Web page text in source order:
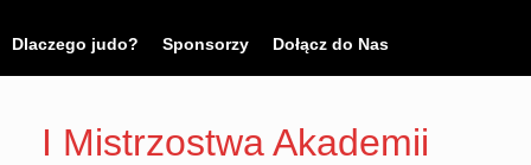
Dlaczego judo? Sponsorzy Dołącz do Nas
I Mistrzostwa Akademii